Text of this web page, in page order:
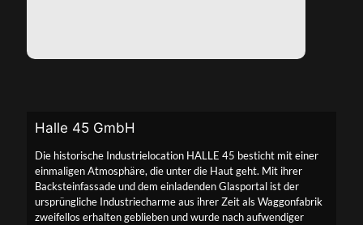
Halle 45 GmbH
Die historische Industrielocation HALLE 45 besticht mit einer
einmaligen Atmosphäre, die unter die Haut geht. Mit ihrer
Backsteinfassade und dem einladenden Glasportal ist der
ursprüngliche Industriecharme aus ihrer Zeit als Waggonfabrik
zweifellos erhalten geblieben und wurde nach aufwendiger